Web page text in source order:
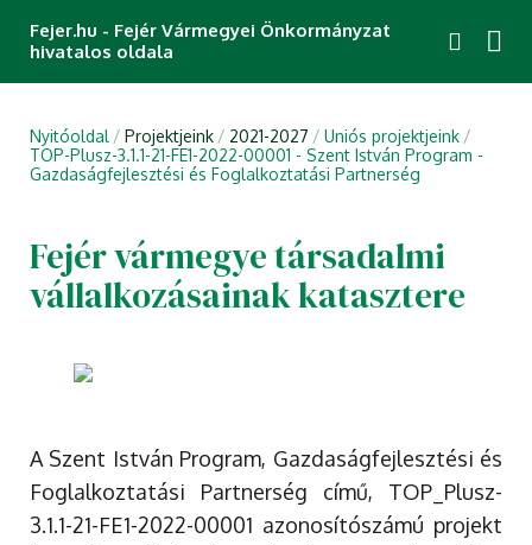
Fejer.hu - Fejér Vármegyei Önkormányzat
hivatalos oldala
Nyitóoldal Projektjeink 2021-2027
Uniós projektjeink
TOP-Plusz-3.1.1-21-FE1-2022-00001 - Szent István Program -
Gazdaságfejlesztési és Foglalkoztatási Partnerség
Fejér vármegye társadalmi
vállalkozásainak katasztere
A Szent István Program, Gazdaságfejlesztési és
Foglalkoztatási Partnerség című, TOP_Plusz-
3.1.1-21-FE1-2022-00001 azonosítószámú projekt